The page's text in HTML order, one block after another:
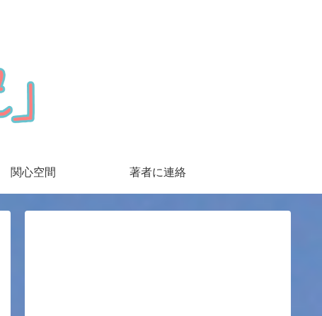
関心空間 著者に連絡